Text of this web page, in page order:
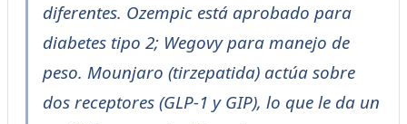
diferentes. Ozempic está aprobado para
diabetes tipo 2; Wegovy para manejo de
peso. Mounjaro (tirzepatida) actúa sobre
dos receptores (GLP-1 y GIP), lo que le da un